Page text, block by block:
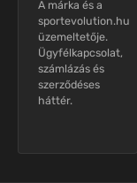
A márka és a
sportevolution.hu
üzemeltetője.
Ügyfélkapcsolat,
számlázás és
szerződéses
háttér.